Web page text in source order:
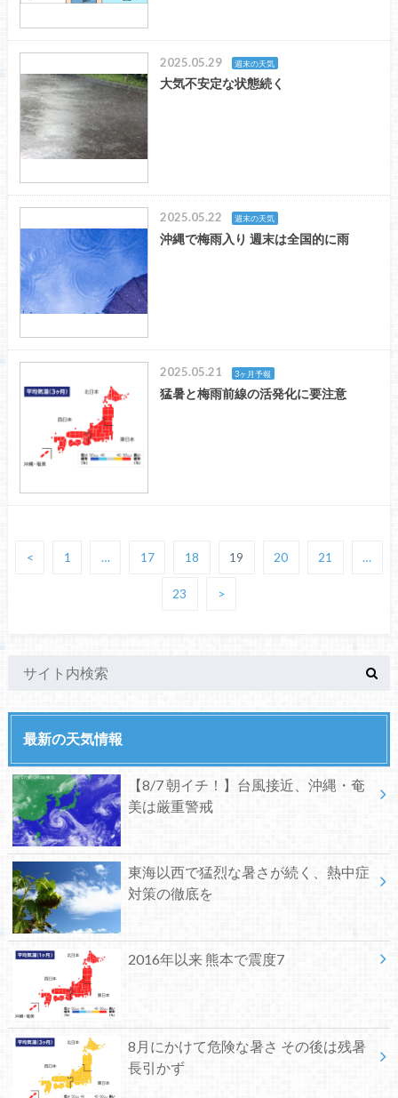
2025.05.29 週末の天気
大気不安定な状態続く
2025.05.22 週末の天気
沖縄で梅雨入り 週末は全国的に雨
2025.05.21 3ヶ月予報
猛暑と梅雨前線の活発化に要注意
< 1 … 17 18 19 20 21 …
23 >
最新の天気情報
【8/7 朝イチ！】台風接近、沖縄・奄
美は厳重警戒
東海以西で猛烈な暑さが続く、熱中症
対策の徹底を
2016年以来 熊本で震度7
8月にかけて危険な暑さ その後は残暑
長引かず